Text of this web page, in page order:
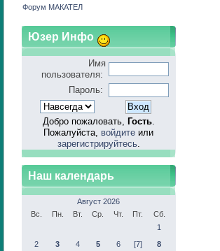
Форум МАКАТЕЛ
Юзер Инфо
Имя
пользователя:
Пароль:
Добро пожаловать, Гость.
Пожалуйста, войдите или
зарегистрируйтесь.
Наш календарь
Август 2026
Вс.
Пн. Вт. Ср. Чт. Пт.
Сб.
1
2
3 4 5 6 [7]
8